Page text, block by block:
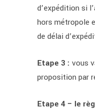
d’expédition si
hors métropole
de délai
Etape 3 : vous
proposition par
Etape 4 – le